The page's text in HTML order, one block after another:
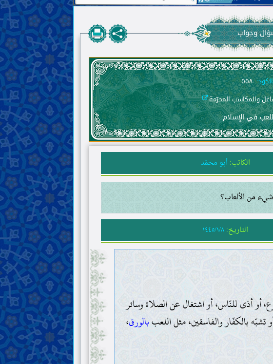
وجواب
الكود: ٥٥٨
والمكاسب المحرّمة
في الإسلام
الكاتب: أبو محمّد
من الألعاب؟
التاريخ: ١٤٤٥/١/٨
أو أذى للنّاس، أو اشتغال عن الصلاة وسائر
تشبّه بالكفّار والفاسقين، مثل اللعببالورق،